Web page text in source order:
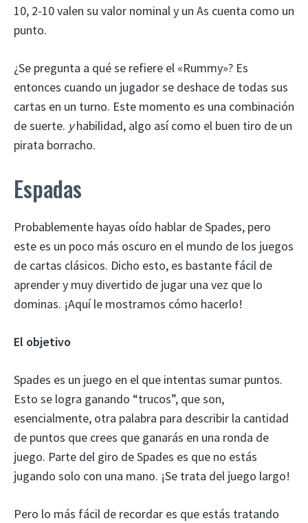
10, 2-10 valen su valor nominal y un As cuenta como un
punto.
¿Se pregunta a qué se refiere el «Rummy»? Es
entonces cuando un jugador se deshace de todas sus
cartas en un turno. Este momento es una combinación
de suerte. yhabilidad, algo así como el buen tiro de un
pirata borracho.
Espadas
Probablemente hayas oído hablar de Spades, pero
este es un poco más oscuro en el mundo de los juegos
de cartas clásicos. Dicho esto, es bastante fácil de
aprender y muy divertido de jugar una vez que lo
dominas. ¡Aquí le mostramos cómo hacerlo!
El objetivo
Spades es un juego en el que intentas sumar puntos.
Esto se logra ganando “trucos”, que son,
esencialmente, otra palabra para describir la cantidad
de puntos que crees que ganarás en una ronda de
juego. Parte del giro de Spades es que no estás
jugando solo con una mano. ¡Se trata del juego largo!
Pero lo más fácil de recordar es que estás tratando